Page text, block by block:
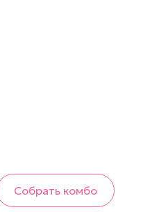
Собрать комбо